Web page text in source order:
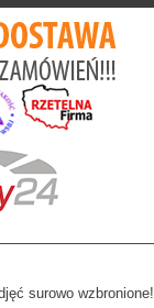
surowo wzbronione!